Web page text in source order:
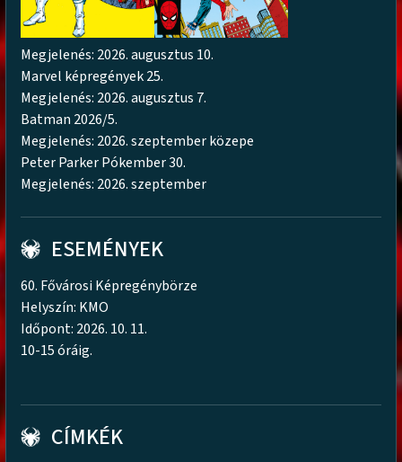
Megjelenés: 2026. augusztus 10.
Marvel képregények 25.
Megjelenés: 2026. augusztus 7.
Batman 2026/5.
Megjelenés: 2026. szeptember közepe
Peter Parker Pókember 30.
Megjelenés: 2026. szeptember
ESEMÉNYEK
60. Fővárosi Képregénybörze
Helyszín: KMO
Időpont: 2026. 10. 11.
10-15 óráig.
CÍMKÉK